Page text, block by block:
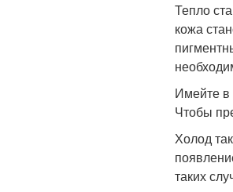
Тепло
кожа
Имейте в
Чтобы
Холод
таких